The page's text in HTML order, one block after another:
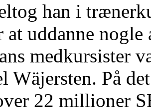
han i
at uddanne
medkursister
Wäjersten. På
22 millioner